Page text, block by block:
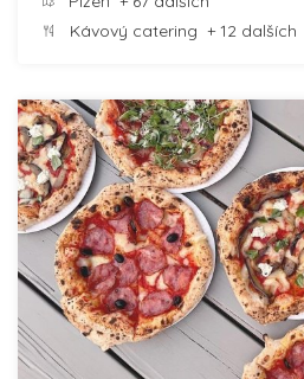
Kávový catering + 12 dalších